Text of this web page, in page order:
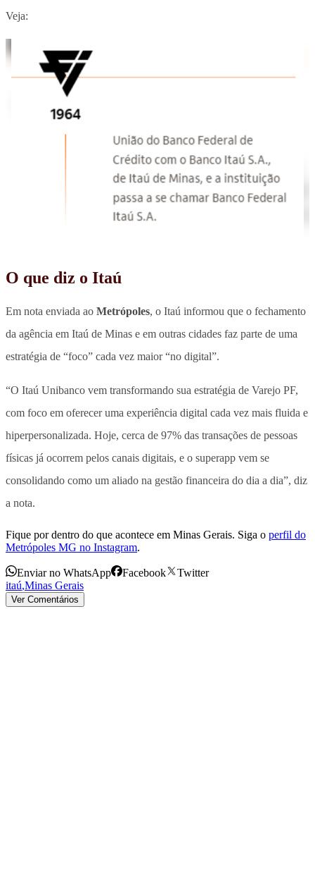
Veja:
O que diz o Itaú
Em nota enviada ao Metrópoles, o Itaú informou que o fechamento
da agência em Itaú de Minas e em outras cidades faz parte de uma
estratégia de “foco” cada vez maior “no digital”.
“O Itaú Unibanco vem transformando sua estratégia de Varejo PF,
com foco em oferecer uma experiência digital cada vez mais fluida e
hiperpersonalizada. Hoje, cerca de 97% das transações de pessoas
físicas já ocorrem pelos canais digitais, e o superapp vem se
consolidando como um aliado na gestão financeira do dia a dia”, diz
a nota.
Fique por dentro do que acontece em Minas Gerais. Siga o perfil do
Metrópoles MG no Instagram.
Enviar no WhatsApp Facebook
Twitter
itaú,Minas Gerais
Ver Comentários